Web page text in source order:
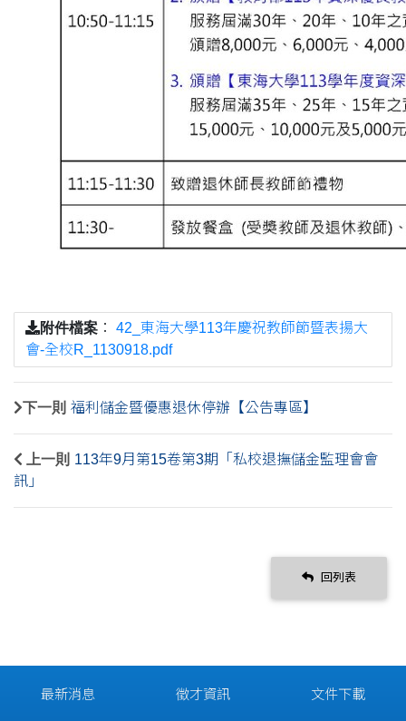
附件檔案 ： 42_東海大學113年慶祝教師節暨表揚大
會-全校R_1130918.pdf
下一則 福利儲金暨優惠退休停辦【公告專區】
上一則 113年9月第15卷第3期「私校退撫儲金監理會會
訊」
回列表
最新消息 徵才資訊 文件下載